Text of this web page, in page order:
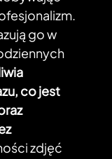
go w
co jest
zdjęć